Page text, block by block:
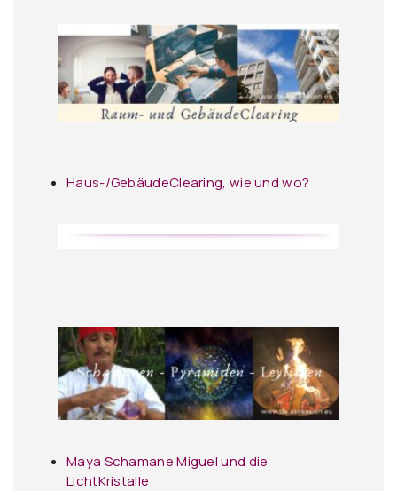
Haus-/GebäudeClearing, wie und wo?
Maya Schamane Miguel und die
LichtKristalle